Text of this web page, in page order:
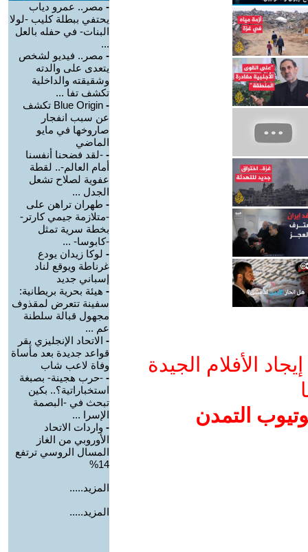
الأفلام الجيدة
التمدن
- مصر.. عمرو دياب
يحتفي ببطلة كليب -لولا
البنات- في حفله بالعل
...
- مصر.. فيديو لشخص
يتعدى على والدته
وشقيقته والداخلية
تكشف تفا ...
-
Blue Origin تكشف
عن سبب انفجار
صاروخها في مايو
الماضي
- -لقد فضحنا أنفسنا
أمام العالم-.. لقطة
عفوية لصلاح تشعل
الجدل ...
- طهران تراهن على
-متلازمة جيمي كارتر-
بخطة سرية تمثل
-كابوسا- ...
- لوكا زيدان يودع
غرناطة ويوقع لناد
إسباني جديد
- هيئة بحرية بريطانية:
سفينة تتعرض لمقذوف
مجهول قبالة سلطنة
عم ...
- الاتحاد الإنجليزي يقر
قواعد جديدة بعد مأساة
وفاة لاعب شاب
- -حرب هجينة- بصبغة
استخباراتية؟.. بكين
تبحث في -البصمة
الإسرا ...
- واردات الاتحاد
الأوروبي من الغاز
المسال الروسي ترتفع
14%
المزيد.....
المزيد.....